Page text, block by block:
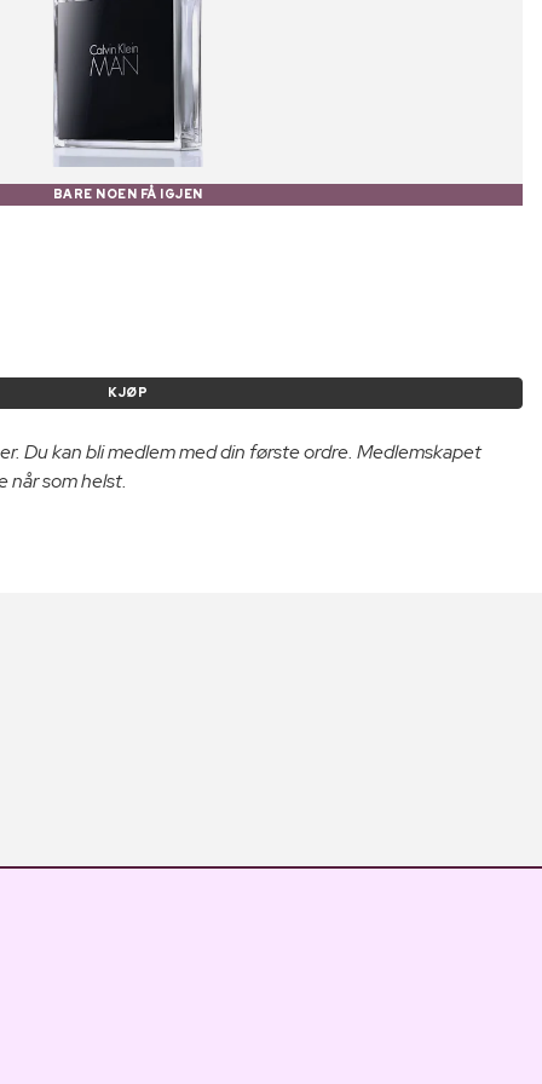
BARE NOEN FÅ IGJEN
KJØP
Du kan bli medlem med din første ordre. Medlemskapet
når som helst.